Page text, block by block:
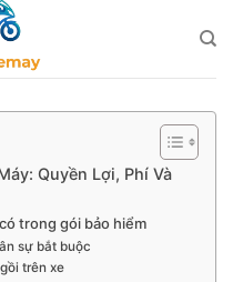
Quyền Lợi, Phí Và
trong gói bảo hiểm
sự bắt buộc
trên xe